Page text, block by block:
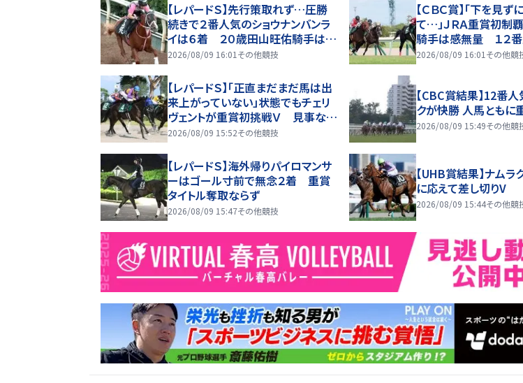
【レパードＳ】先行策取れず…圧勝
続きで２番人気のショウナンバンラ
イは６着 ２０歳田山旺佑騎手は初
タイトルならず
2026/08/09 16:01 その他競技
【ＣＢＣ賞】「下を見
て…」ＪＲＡ重賞初制
騎手は感無量 １２
スク重賞初Ｖ
2026/08/09 16:01 その他競
【レパードＳ】「正直まだまだ馬は出
来上がっていない」状態でもチェリ
ヴェントが重賞初挑戦Ｖ 見事な差
し切り！
2026/08/09 15:52その他競技
【CBC賞結果】12番
クが快勝 人馬ともに
2026/08/09 15:49その他競
【レパードＳ】海外帰りパイロマンサ
ーはゴール寸前で無念２着 重賞
タイトル奪取ならず
2026/08/09 15:47その他競技
【UHB賞結果】ナムラ
に応えて差し切りV
2026/08/09 15:44その他競